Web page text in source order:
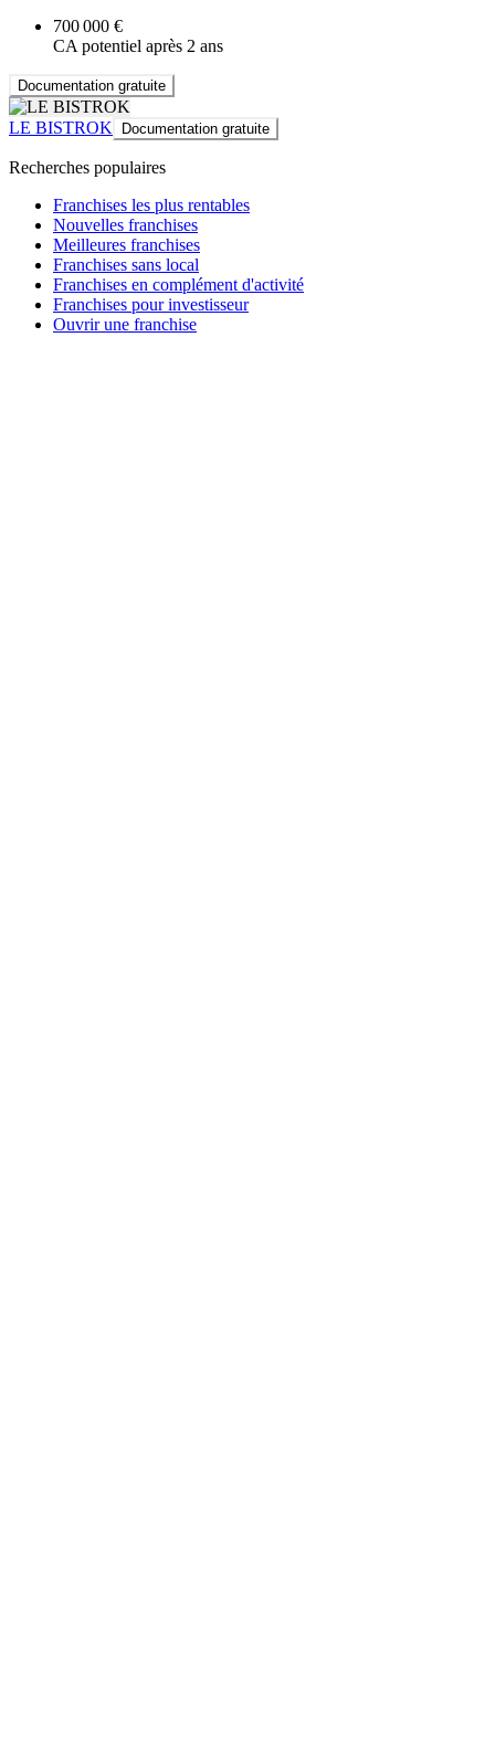
700 000 €
CA potentiel après 2 ans
Documentation gratuite
LE BISTROK Documentation gratuite
Recherches populaires
Franchises les plus rentables
Nouvelles franchises
Meilleures franchises
Franchises sans local
Franchises en complément d'activité
Franchises pour investisseur
Ouvrir une franchise